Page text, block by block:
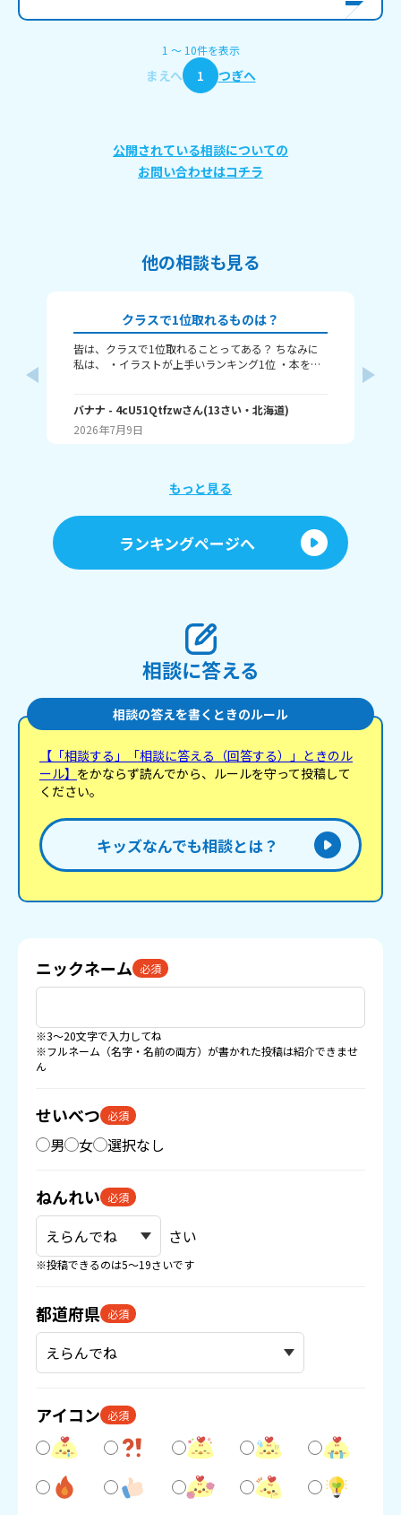
1 〜 10件を表示
まえへ 1 つぎへ
公開されている相談についての
お問い合わせはコチラ
他の相談も見る
クラスで1位取れるものは？
皆は、クラスで1位取れることってある？ ちなみに
私は、 ・イラストが上手いランキング1位 ・本を読
ングで1位取れる？ 書いてくれたら嬉しいです！ じ
ゃね。
バナナ - 4cU51Qtfzwさん(13さい・ 北海道)
2026年7月9日
もっと見る
ランキングページへ
相談に答える
相談の答えを書くときのルール
【「相談する」「相談に答える（回答する）」ときのル
ール】 をかならず読んでから、ルールを守って投稿して
ください。
キッズなんでも相談とは？
ニックネーム 必須
※3〜20文字で入力してね
※フルネーム（名字・名前の両方）が書かれた投稿は紹介できませ
ん
せいべつ 必須
男 女 選択なし
ねんれい 必須
さい
※投稿できるのは5〜19さいです
都道府県 必須
アイコン 必須